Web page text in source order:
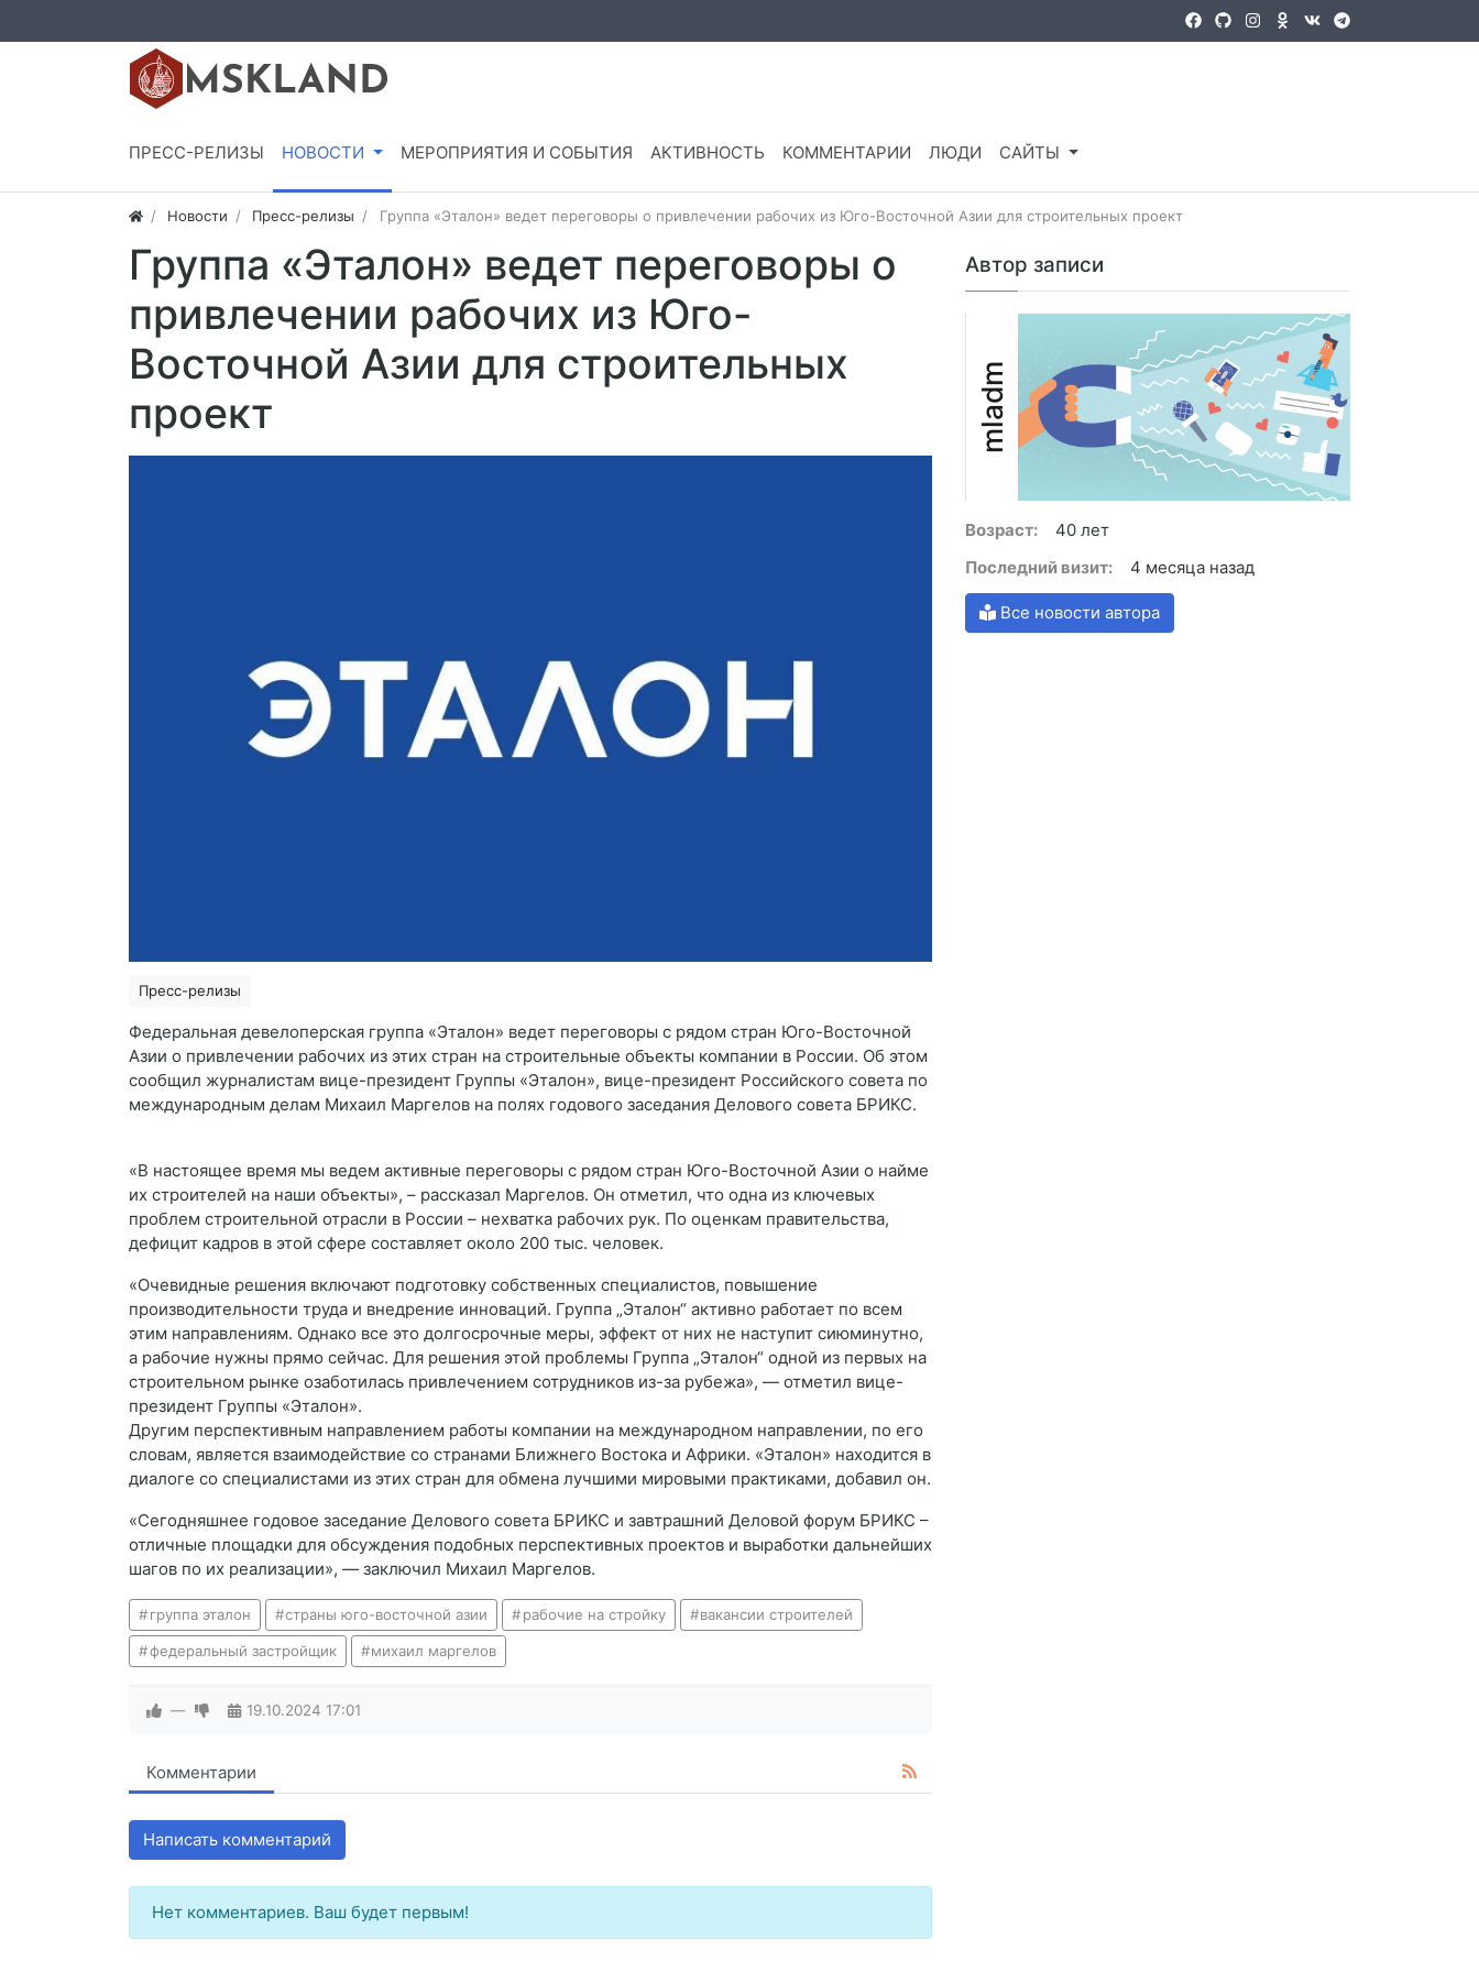
ПРЕСС-РЕЛИЗЫ НОВОСТИ МЕРОПРИЯТИЯ И СОБЫТИЯ АКТИВНОСТЬ КОММЕНТАРИИ ЛЮДИ САЙТЫ
Новости Пресс-релизы Группа «Эталон» ведет переговоры о привлечении рабочих из Юго-Восточной Азии для строительных проект
Группа «Эталон» ведет переговоры о
привлечении рабочих из Юго-
Восточной Азии для строительных
проект
Пресс-релизы
Федеральная девелоперская группа «Эталон» ведет переговоры с рядом стран Юго-Восточной
Азии о привлечении рабочих из этих стран на строительные объекты компании в России. Об этом
сообщил журналистам вице-президент Группы «Эталон», вице-президент Российского совета по
международным делам Михаил Маргелов на полях годового заседания Делового совета БРИКС.
«В настоящее время мы ведем активные переговоры с рядом стран Юго-Восточной Азии о найме
их строителей на наши объекты», – рассказал Маргелов. Он отметил, что одна из ключевых
проблем строительной отрасли в России – нехватка рабочих рук. По оценкам правительства,
дефицит кадров в этой сфере составляет около 200 тыс. человек.
«Очевидные решения включают подготовку собственных специалистов, повышение
производительности труда и внедрение инноваций. Группа „Эталон“ активно работает по всем
этим направлениям. Однако все это долгосрочные меры, эффект от них не наступит сиюминутно,
а рабочие нужны прямо сейчас. Для решения этой проблемы Группа „Эталон“ одной из первых на
строительном рынке озаботилась привлечением сотрудников из-за рубежа», — отметил вице-
президент Группы «Эталон».
Другим перспективным направлением работы компании на международном направлении, по его
словам, является взаимодействие со странами Ближнего Востока и Африки. «Эталон» находится в
диалоге со специалистами из этих стран для обмена лучшими мировыми практиками, добавил он.
«Сегодняшнее годовое заседание Делового совета БРИКС и завтрашний Деловой форум БРИКС –
отличные площадки для обсуждения подобных перспективных проектов и выработки дальнейших
шагов по их реализации», — заключил Михаил Маргелов.
группа эталон страны юго-восточной азии рабочие на стройку вакансии строителей
федеральный застройщик михаил маргелов
— 19.10.2024 17:01
Комментарии
Написать комментарий
Нет комментариев. Ваш будет первым!
Автор записи
mladm
Возраст:
40 лет
Последний визит:
4 месяца назад
Все новости автора